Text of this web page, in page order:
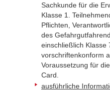
Sachkunde für die
Klasse 1.
Pflichten,
des
einschließlich Klasse
vorschriftenkonform
Voraussetzung für
Card.
ausführliche